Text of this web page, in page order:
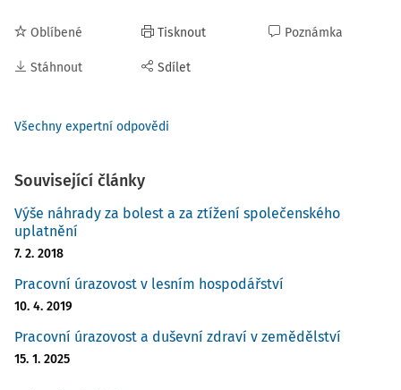
Oblíbené
Stáhnout
Tisknout
Sdílet
Poznámka
Všechny expertní odpovědi
Související články
Výše náhrady za bolest a za ztížení společenského
uplatnění
7. 2. 2018
Pracovní úrazovost v lesním hospodářství
10. 4. 2019
Pracovní úrazovost a duševní zdraví v zemědělství
15. 1. 2025